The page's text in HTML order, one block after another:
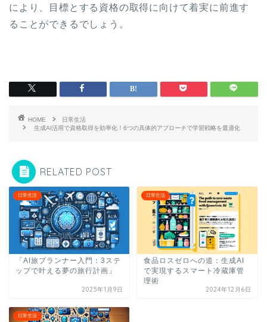
により、目標とする資格の取得に向けて着実に前進す
ることができるでしょう。
HOME
日常生活
生成AI活用で資格取得を効率化！6つの具体的アプローチで学習戦略を最適化
RELATED POST
日常生活
「AI旅プランナー入門：3ステ
ップで叶える夢の旅行計画」
2025年1月9日
日常生活
食品ロスゼロへの道：生成AI
で実現するスマート冷蔵庫管
理術
2024年12月6日
日常生活